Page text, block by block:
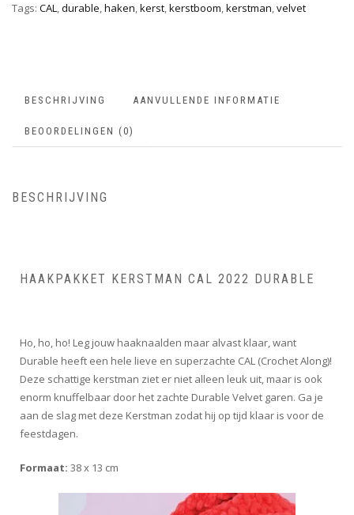
Tags: CAL,durable,haken,kerst,kerstboom,kerstman,velvet
BESCHRIJVING AANVULLENDE INFORMATIE
BEOORDELINGEN (0)
BESCHRIJVING
HAAKPAKKET KERSTMAN CAL 2022 DURABLE
Ho, ho, ho! Leg jouw haaknaalden maar alvast klaar, want
Durable heeft een hele lieve en superzachte CAL (Crochet Along)!
Deze schattige kerstman ziet er niet alleen leuk uit, maar is ook
enorm knuffelbaar door het zachte Durable Velvet garen. Ga je
aan de slag met deze Kerstman zodat hij op tijd klaar is voor de
feestdagen.
Formaat: 38 x 13 cm